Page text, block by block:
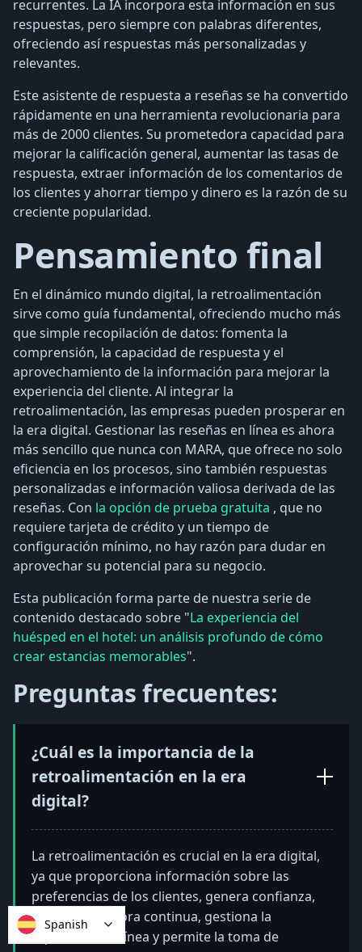
recurrentes. La IA incorpora esta información en sus
respuestas, pero siempre con palabras diferentes,
ofreciendo así respuestas más personalizadas y
relevantes.
Este asistente de respuesta a reseñas se ha convertido
rápidamente en una herramienta revolucionaria para
más de 2000 clientes. Su prometedora capacidad para
mejorar la calificación general, aumentar las tasas de
respuesta, extraer información de los comentarios de
los clientes y ahorrar tiempo y dinero es la razón de su
creciente popularidad.
Pensamiento final
En el dinámico mundo digital, la retroalimentación
sirve como guía fundamental, ofreciendo mucho más
que simple recopilación de datos: fomenta la
comprensión, la capacidad de respuesta y el
aprovechamiento de la información para mejorar la
experiencia del cliente. Al integrar la
retroalimentación, las empresas pueden prosperar en
la era digital. Gestionar las reseñas en línea es ahora
más sencillo que nunca con MARA, que ofrece no solo
eficiencia en los procesos, sino también respuestas
personalizadas e información valiosa derivada de las
reseñas. Con la opción de prueba gratuita , que no
requiere tarjeta de crédito y un tiempo de
configuración mínimo, no hay razón para dudar en
aprovechar su potencial para su negocio.
Esta publicación forma parte de nuestra serie de
contenido destacado sobre "La experiencia del
huésped en el hotel: un análisis profundo de cómo
crear estancias memorables".
Preguntas frecuentes:
¿Cuál es la importancia de la
retroalimentación en la era
digital?
La retroalimentación es crucial en la era digital,
ya que proporciona información sobre las
preferencias de los clientes, genera confianza,
impulsa la mejora continua, gestiona la
reputación en línea y permite la toma de
Spanish